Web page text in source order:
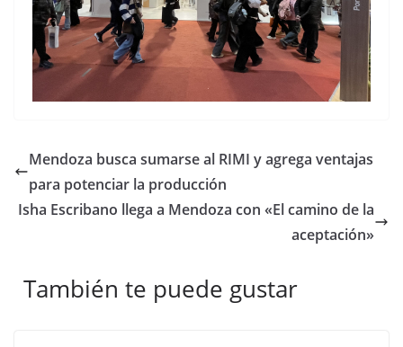
Mendoza busca sumarse al RIMI y agrega ventajas
para potenciar la producción
Isha Escribano llega a Mendoza con «El camino de la
aceptación»
También te puede gustar